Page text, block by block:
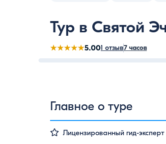
Тур в Святой
★★★★★5.001 отзыв7 часов
Звартноце
Главное о туре
Лицензированный гид-эксперт